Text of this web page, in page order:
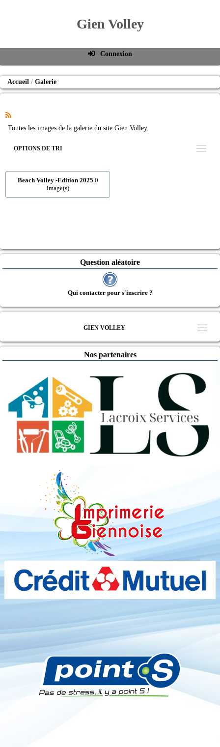
Gien Volley
Connexion
Identifiant de connexion
Connexion
Question aléatoire
Qui contacter pour s'inscrire ?
GIEN VOLLEY
Accueil Galerie
Toutes les images de la galerie du site Gien Volley.
OPTIONS DE TRI
Beach Volley -Edition 2025 0
image(s)
Nos partenaires